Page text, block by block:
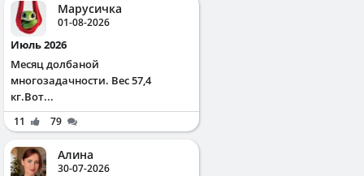
Марусичка
01-08-2026
Июль 2026
Месяц долбаной
многозадачности. Вес 57,4
кг.Вот...
11 79
Алина
30-07-2026